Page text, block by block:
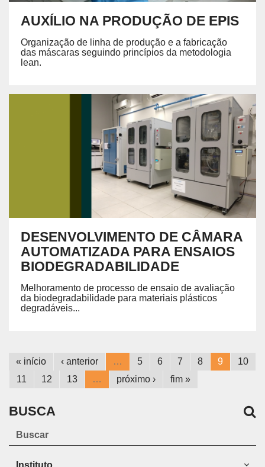
AUXÍLIO NA PRODUÇÃO DE EPIS
Organização de linha de produção e a fabricação
das máscaras seguindo princípios da metodologia
lean.
DESENVOLVIMENTO DE CÂMARA
AUTOMATIZADA PARA ENSAIOS
BIODEGRADABILIDADE
Melhoramento de processo de ensaio de avaliação
da biodegradabilidade para materiais plásticos
degradáveis...
« início ‹ anterior … 5 6 7 8 9
10
11
12 13 … próximo › fim »
BUSCA